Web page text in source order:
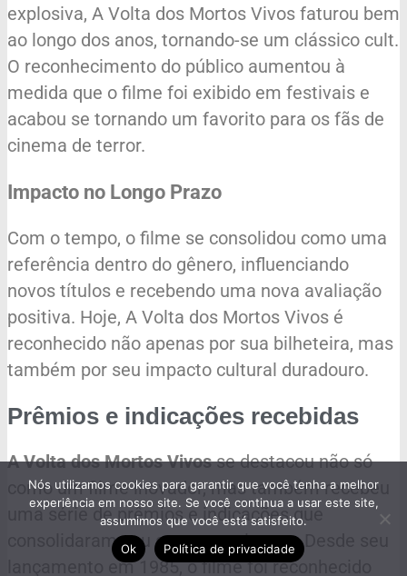
explosiva, A Volta dos Mortos Vivos faturou bem
ao longo dos anos, tornando-se um clássico cult.
O reconhecimento do público aumentou à
medida que o filme foi exibido em festivais e
acabou se tornando um favorito para os fãs de
cinema de terror.
Impacto no Longo Prazo
Com o tempo, o filme se consolidou como uma
referência dentro do gênero, influenciando
novos títulos e recebendo uma nova avaliação
positiva. Hoje, A Volta dos Mortos Vivos é
reconhecido não apenas por sua bilheteira, mas
também por seu impacto cultural duradouro.
Prêmios e indicações recebidas
A Volta dos Mortos Vivosse destacou não só
como um filme inovador, mas também recebeu
uma série de prêmios e indicações que
consolidaram seu status no cinema. Desde seu
lançamento em 1985, o filme foi reconhecido
Nós utilizamos cookies para garantir que você tenha a melhor
experiência em nosso site. Se você continua a usar este site,
assumimos que você está satisfeito.
Ok
Política de privacidade